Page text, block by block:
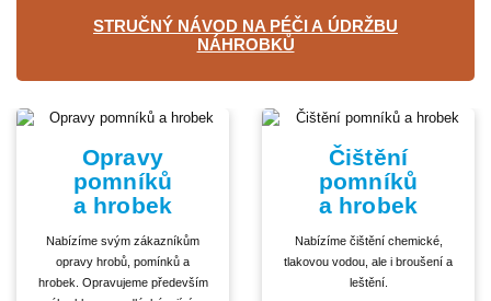
STRUČNÝ NÁVOD NA PÉČI A ÚDRŽBU
NÁHROBKŮ
Opravy
pomníků
a hrobek
Nabízíme svým zákazníkům
opravy hrobů, pomínků a
hrobek. Opravujeme především
Čištění
pomníků
a hrobek
Nabízíme čištění chemické,
tlakovou vodou, ale i broušení a
leštění.